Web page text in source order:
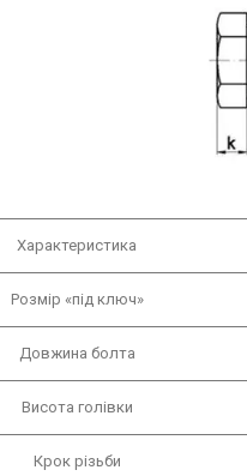
Характеристика
Розмір «під ключ»
Довжина болта
Висота голівки
Крок різьби